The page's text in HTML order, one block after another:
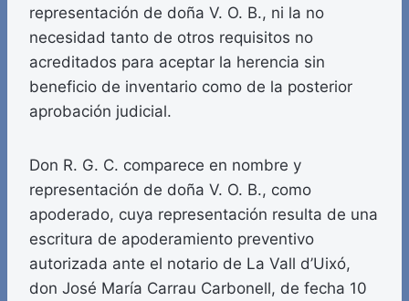
representación de doña V. O. B., ni la no
necesidad tanto de otros requisitos no
acreditados para aceptar la herencia sin
beneficio de inventario como de la posterior
aprobación judicial.
Don R. G. C. comparece en nombre y
representación de doña V. O. B., como
apoderado, cuya representación resulta de una
escritura de apoderamiento preventivo
autorizada ante el notario de La Vall d’Uixó,
don José María Carrau Carbonell, de fecha 10